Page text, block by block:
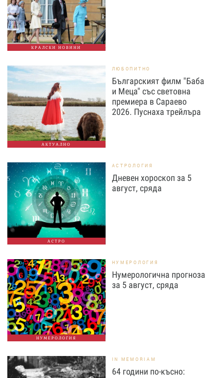
КРАЛСКИ НОВИНИ
АКТУАЛНО
ЛЮБОПИТНО
Българският филм "Баба
и Меца" със световна
премиера в Сараево
2026. Пуснаха трейлъра
АСТРО
АСТРОЛОГИЯ
Дневен хороскоп за 5
август, сряда
НУМЕРОЛОГИЯ
НУМЕРОЛОГИЯ
Нумерологична прогноза
за 5 август, сряда
IN MEMORIAM
64 години по-късно: